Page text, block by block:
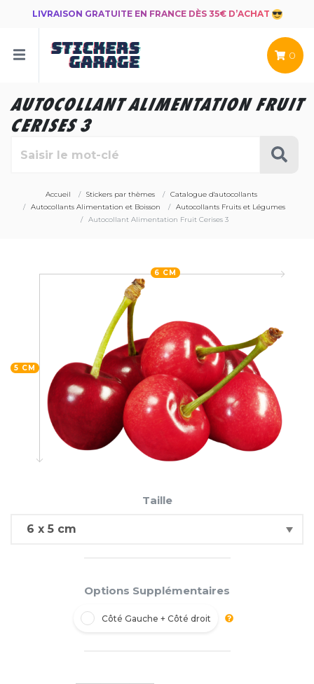
LIVRAISON GRATUITE EN FRANCE DÈS 35€ D’ACHAT
0
AUTOCOLLANT ALIMENTATION FRUIT
CERISES 3
Accueil Stickers par thèmes
Catalogue d'autocollants
Autocollants Alimentation et Boisson
Autocollants Fruits et Légumes
Autocollant Alimentation Fruit Cerises 3
5 CM
6 CM
Taille
Options Supplémentaires
Côté Gauche + Côté droit